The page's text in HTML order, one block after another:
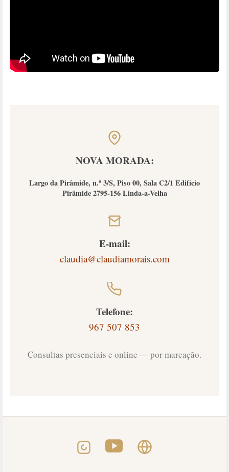
NOVA MORADA:
Largo da Pirâmide, n.º 3/S, Piso 00, Sala C2/1 Edifício
Pirâmide 2795-156 Linda-a-Velha
E-mail:
claudia@claudiamorais.com
Telefone:
967 507 853
Consultas presenciais e online — por marcação.